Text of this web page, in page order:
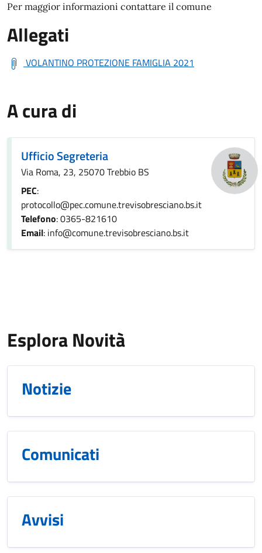
Per maggior informazioni contattare il comune
Allegati
VOLANTINO PROTEZIONE FAMIGLIA 2021
A cura di
Ufficio Segreteria
Via Roma, 23, 25070 Trebbio BS
PEC:
protocollo@pec.comune.trevisobresciano.bs.it
Telefono: 0365-821610
Email: info@comune.trevisobresciano.bs.it
Esplora Novità
Notizie
Comunicati
Avvisi